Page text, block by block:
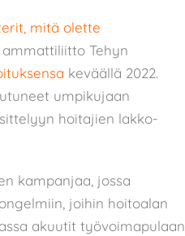
mitä olette
Tehyn
keväällä 2022.
umpikujaan
hoitajien lakko-
kampanjaa, jossa
joihin hoitoalan
akuutit työvoimapulaan